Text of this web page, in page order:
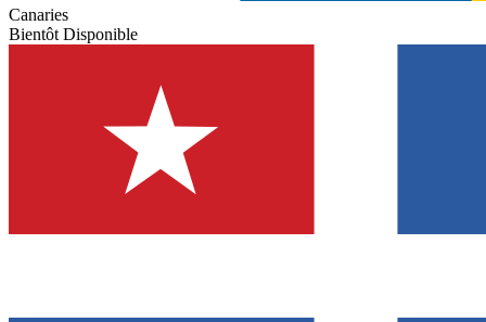
Canaries
Bientôt Disponible